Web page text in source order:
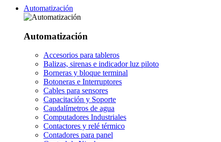
Automatización
Automatización
Accesorios para tableros
Balizas, sirenas e indicador luz piloto
Borneras y bloque terminal
Botoneras e Interruptores
Cables para sensores
Capacitación y Soporte
Caudalímetros de agua
Computadores Industriales
Contactores y relé térmico
Contadores para panel